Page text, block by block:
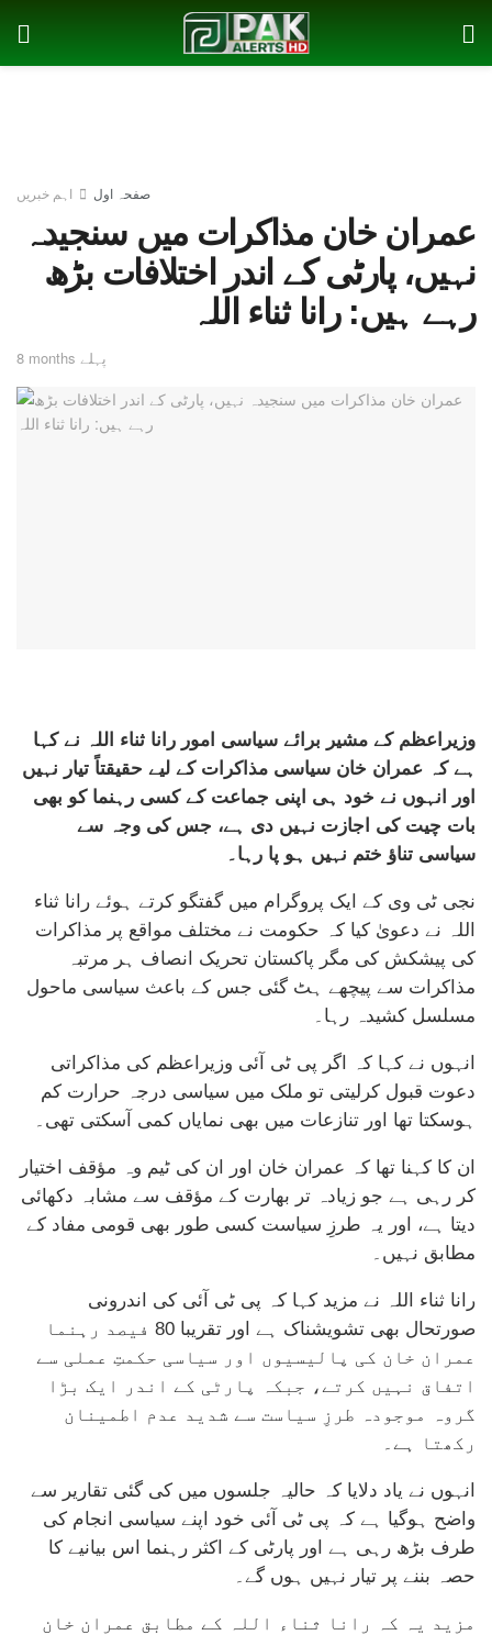
صفحہ اول اہم خبریں
عمران خان مذاکرات میں سنجیدہ
نہیں، پارٹی کے اندر اختلافات بڑھ
رہے ہیں: رانا ثناء اللہ
8 months پہلے
وزیراعظم کے مشیر برائے سیاسی امور رانا ثناء اللہ نے کہا
ہے کہ عمران خان سیاسی مذاکرات کے لیے حقیقتاً تیار نہیں
اور انہوں نے خود ہی اپنی جماعت کے کسی رہنما کو بھی
بات چیت کی اجازت نہیں دی ہے، جس کی وجہ سے
سیاسی تناؤ ختم نہیں ہو پا رہا۔
نجی ٹی وی کے ایک پروگرام میں گفتگو کرتے ہوئے رانا ثناء
اللہ نے دعویٰ کیا کہ حکومت نے مختلف مواقع پر مذاکرات
کی پیشکش کی مگر پاکستان تحریک انصاف ہر مرتبہ
مذاکرات سے پیچھے ہٹ گئی جس کے باعث سیاسی ماحول
مسلسل کشیدہ رہا۔
انہوں نے کہا کہ اگر پی ٹی آئی وزیراعظم کی مذاکراتی
دعوت قبول کرلیتی تو ملک میں سیاسی درجہ حرارت کم
ہوسکتا تھا اور تنازعات میں بھی نمایاں کمی آسکتی تھی۔
ان کا کہنا تھا کہ عمران خان اور ان کی ٹیم وہ مؤقف اختیار
کر رہی ہے جو زیادہ تر بھارت کے مؤقف سے مشابہ دکھائی
دیتا ہے، اور یہ طرزِ سیاست کسی طور بھی قومی مفاد کے
مطابق نہیں۔
رانا ثناء اللہ نے مزید کہا کہ پی ٹی آئی کی اندرونی
صورتحال بھی تشویشناک ہے اور تقریبا 80 فیصد رہنما
عمران خان کی پالیسیوں اور سیاسی حکمتِ عملی سے
اتفاق نہیں کرتے، جبکہ پارٹی کے اندر ایک بڑا
گروہ موجودہ طرزِ سیاست سے شدید عدم اطمینان
رکھتا ہے۔
انہوں نے یاد دلایا کہ حالیہ جلسوں میں کی گئی تقاریر سے
واضح ہوگیا ہے کہ پی ٹی آئی خود اپنے سیاسی انجام کی
طرف بڑھ رہی ہے اور پارٹی کے اکثر رہنما اس بیانیے کا
حصہ بننے پر تیار نہیں ہوں گے۔
مزید یہ کہ رانا ثناء اللہ کے مطابق عمران خان